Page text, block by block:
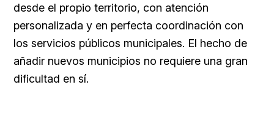
desde el propio territorio, con atención
personalizada y en perfecta coordinación con
los servicios públicos municipales. El hecho de
añadir nuevos municipios no requiere una gran
dificultad en sí.